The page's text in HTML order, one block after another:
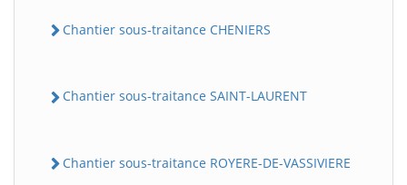
Chantier sous-traitance CHENIERS
Chantier sous-traitance SAINT-LAURENT
Chantier sous-traitance ROYERE-DE-VASSIVIERE